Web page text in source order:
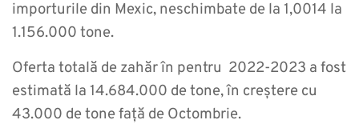
importurile din Mexic, neschimbate de la 1,0014 la
1.156.000 tone.
Oferta totală de zahăr în pentru 2022-2023 a fost
estimată la 14.684.000 de tone, în creștere cu
43.000 de tone față de Octombrie.